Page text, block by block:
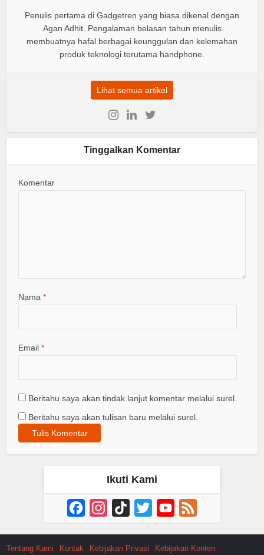
Penulis pertama di Gadgetren yang biasa dikenal dengan
Agan Adhit. Pengalaman belasan tahun menulis
membuatnya hafal berbagai keunggulan dan kelemahan
produk teknologi terutama handphone.
Lihat semua artikel
Tinggalkan Komentar
Komentar
Nama*
Email*
Beritahu saya akan tindak lanjut komentar melalui surel.
Beritahu saya akan tulisan baru melalui surel.
Ikuti Kami
FacebookInstagram
TikTok Twitter YouTube
Channel
Tentang Kami Kontak Kebijakan Privasi
Kebijakan Konten